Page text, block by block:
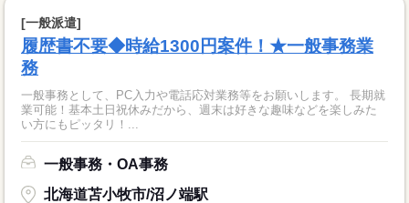
[一般派遣]
履歴書不要◆時給1300円案件！★一般事務業
務
一般事務として、PC入力や電話応対業務等をお願いします。 長期就
業可能！基本土日祝休みだから、週末は好きな趣味などを楽しみた
い方にもピッタリ！...
一般事務・OA事務
北海道苫小牧市/沼ノ端駅